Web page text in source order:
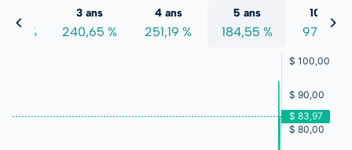
%
3 ans
240,65 %
4 ans
251,19 %
5 ans
184,55 %
10 ans
97,25 %